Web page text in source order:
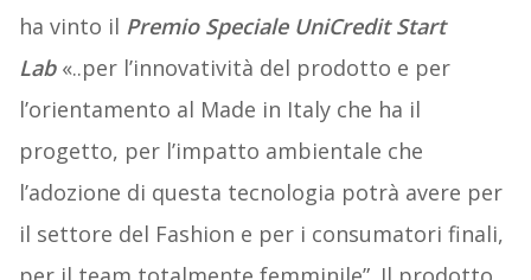
ha vinto il Premio Speciale UniCredit Start
Lab «..per l’innovatività del prodotto e per
l’orientamento al Made in Italy che ha il
progetto, per l’impatto ambientale che
l’adozione di questa tecnologia potrà avere per
il settore del Fashion e per i consumatori finali,